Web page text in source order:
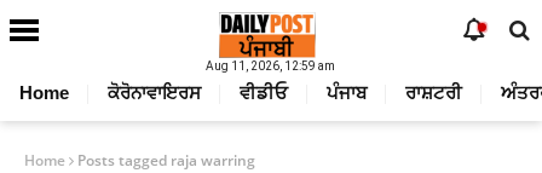
Aug 11, 2026, 12:59 am
Home ਕੋਰੋਨਾਵਾਇਰਸ ਵੀਡੀਓ ਪੰਜਾਬ ਰਾਸ਼ਟਰੀ
Home Posts tagged raja warring